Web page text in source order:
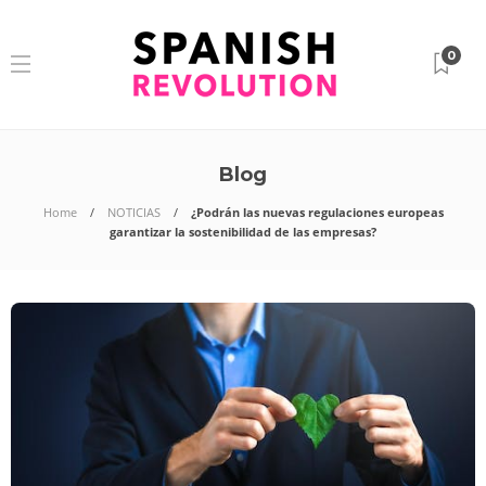
0
Blog
Home NOTICIAS
¿Podrán las nuevas regulaciones europeas
garantizar la sostenibilidad de las empresas?